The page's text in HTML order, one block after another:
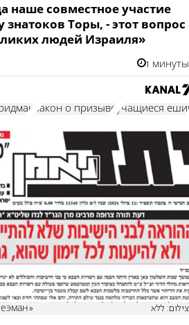
наше совместное участие
знатоков Торы, - этот вопрос
людей Израиля»
1 минуты
закон о призыве учащиеся
צילום: ללא